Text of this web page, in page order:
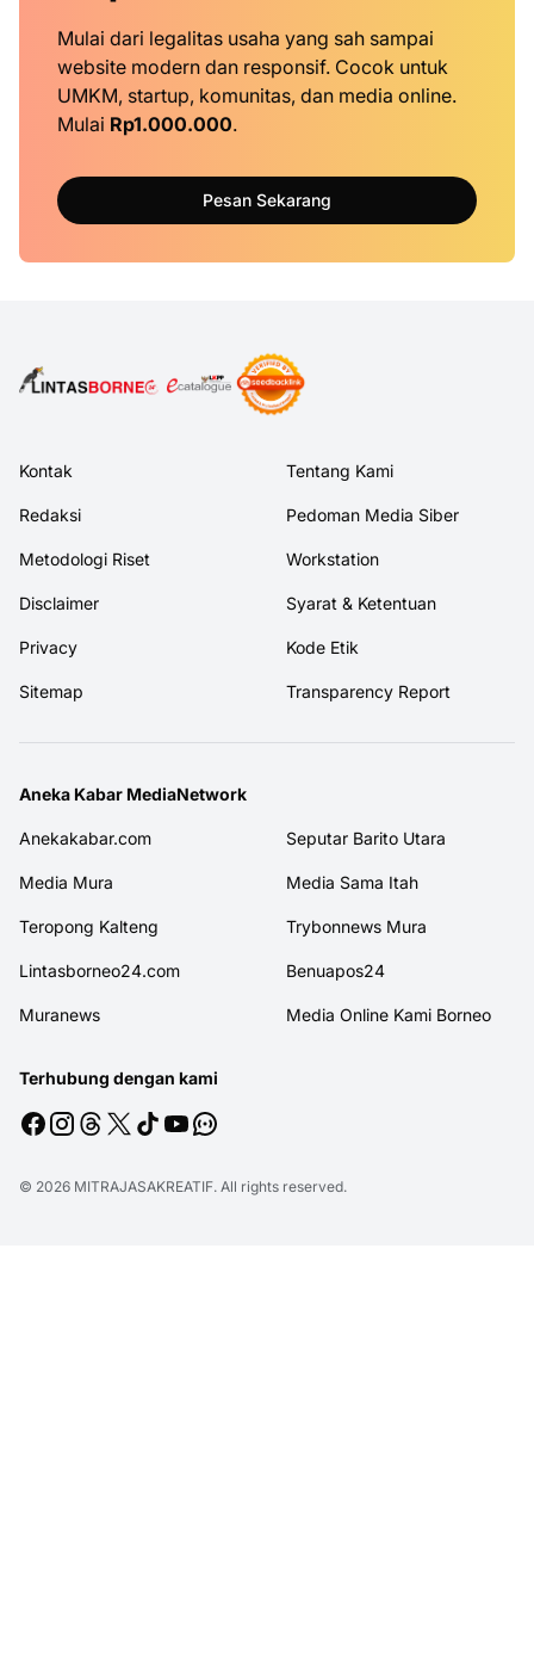
Mulai dari legalitas usaha yang sah sampai
website modern dan responsif. Cocok untuk
UMKM, startup, komunitas, dan media online.
Mulai Rp1.000.000.
Pesan Sekarang
Kontak Tentang Kami
Redaksi Pedoman Media Siber
Metodologi Riset Workstation
Disclaimer Syarat & Ketentuan
Privacy Kode Etik
Sitemap Transparency Report
Aneka Kabar MediaNetwork
Anekakabar.com Seputar Barito Utara
Media Mura Media Sama Itah
Teropong Kalteng Trybonnews Mura
Lintasborneo24.com Benuapos24
Muranews Media Online Kami Borneo
Terhubung dengan kami
© 2026 MITRAJASAKREATIF. All rights reserved.